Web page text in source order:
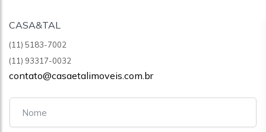
CASA&TAL
(11) 5183-7002
(11) 93317-0032
contato@casaetalimoveis.com.br